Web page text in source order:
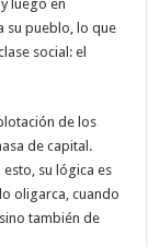
luego en
su pueblo, lo que
social: el
de los
de capital.
su lógica es
oligarca, cuando
también de